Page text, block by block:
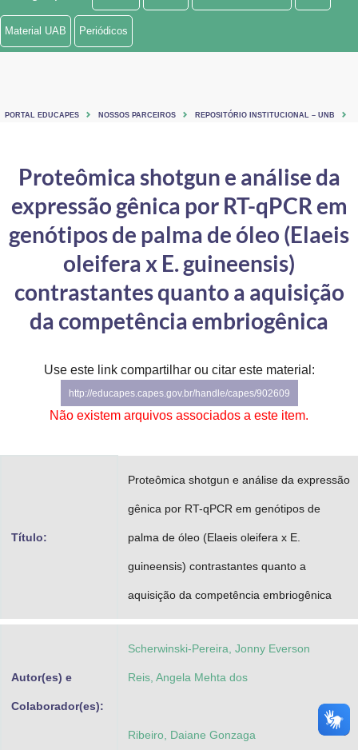
Ministério de Minas e Energia
Controladoria-Geral da União
Ministério da Mulher, da Família e dos Direitos Humanos
Secretaria-Geral
Secretaria de Governo
Advocacia-Geral da União
Banco Central do Brasil
Material UAB Periódicos
PORTAL EDUCAPES NOSSOS PARCEIROS REPOSITÓRIO INSTITUCIONAL – UNB
Proteômica shotgun e análise da
expressão gênica por RT-qPCR em
genótipos de palma de óleo (Elaeis
oleifera x E. guineensis)
contrastantes quanto a aquisição
da competência embriogênica
Use este link compartilhar ou citar este material:
http://educapes.capes.gov.br/handle/capes/902609
Não existem arquivos associados a este item.
Título:
Proteômica shotgun e análise da expressão
gênica por RT-qPCR em genótipos de
palma de óleo (Elaeis oleifera x E.
guineensis) contrastantes quanto a
aquisição da competência embriogênica
Autor(es) e
Colaborador(es):
Scherwinski-Pereira, Jonny Everson
Reis, Angela Mehta dos
Ribeiro, Daiane Gonzaga